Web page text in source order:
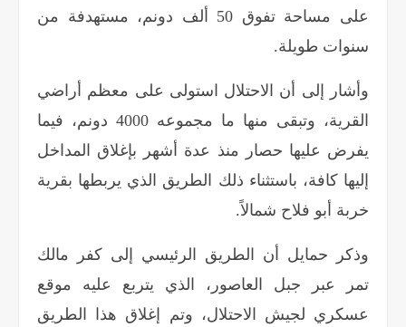
على مساحة تفوق 50 ألف دونم، مستهدفة من
سنوات طويلة.
وأشار إلى أن الاحتلال استولى على معظم أراضي
القرية، وتبقى منها ما مجموعه 4000 دونم، فيما
يفرض عليها حصار منذ عدة أشهر بإغلاق المداخل
إليها كافة، باستثناء ذلك الطريق الذي يربطها بقرية
خربة أبو فلاح شمالاً.
وذكر حمايل أن الطريق الرئيسي إلى كفر مالك
تمر عبر جبل العاصور، الذي يتربع عليه موقع
عسكري لجيش الاحتلال، وتم إغلاق هذا الطريق